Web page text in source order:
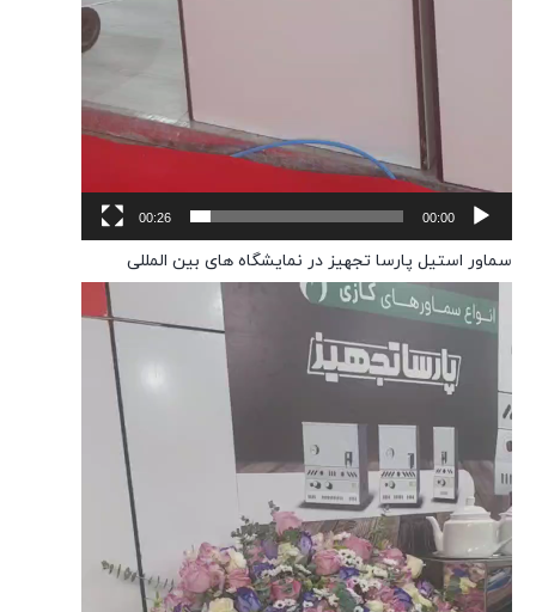
00:00
00:26
سماور استیل پارسا تجهیز در نمایشگاه های بین المللی
نمایشگر
ویدیو